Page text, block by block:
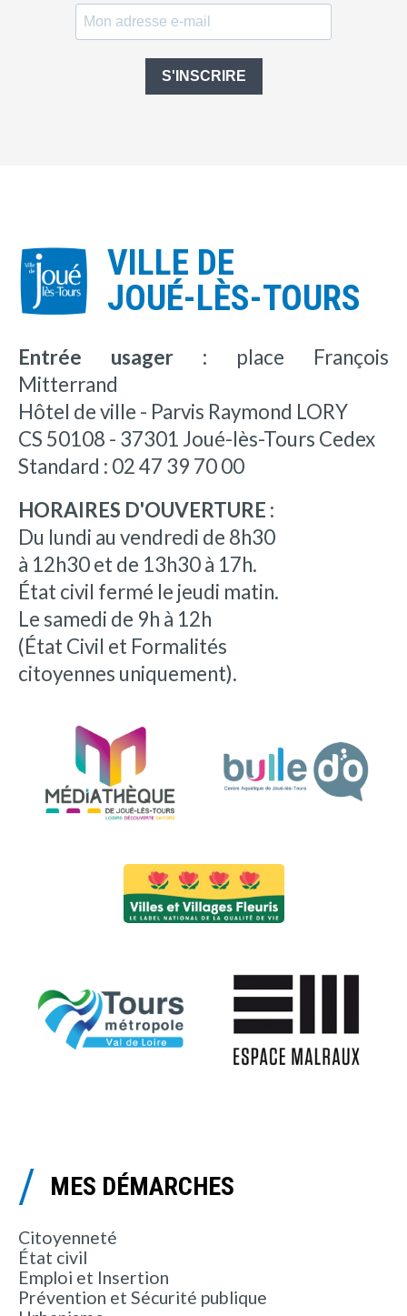
S'INSCRIRE
VILLE DE
JOUÉ-LÈS-TOURS
Entrée usager : place François
Mitterrand
Hôtel de ville - Parvis Raymond LORY
CS 50108 - 37301 Joué-lès-Tours Cedex
Standard : 02 47 39 70 00
HORAIRES D'OUVERTURE :
Du lundi au vendredi de 8h30
à 12h30 et de 13h30 à 17h.
État civil fermé le jeudi matin.
Le samedi de 9h à 12h
(État Civil et Formalités
citoyennes uniquement).
MES DÉMARCHES
Citoyenneté
État civil
Emploi et Insertion
Prévention et Sécurité publique